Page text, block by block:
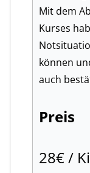
Mit dem
Kurses
können
auch
Preis
28€ /